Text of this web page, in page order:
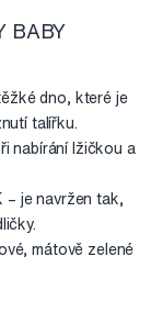
BABY
dno, které je
talířku.
nabírání lžičkou a
– je navržen tak,
mátově zelené